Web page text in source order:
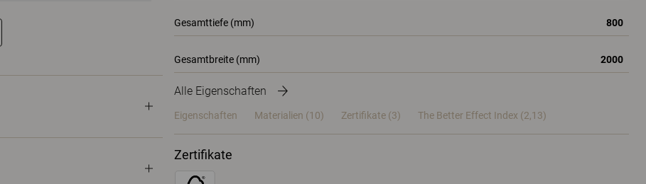
Gesamttiefe (mm) 800
Gesamtbreite (mm) 2000
Alle Eigenschaften
Eigenschaften Materialien (10) Zertifikate (3) The Better Effect Index (2,13)
Zertifikate